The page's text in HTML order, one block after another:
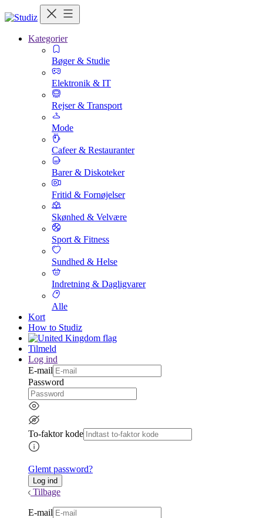
Kategorier
Bøger & Studie
Elektronik & IT
Rejser & Transport
Mode
Cafeer & Restauranter
Barer & Diskoteker
Fritid & Fornøjelser
Skønhed & Velvære
Sport & Fitness
Sundhed & Helse
Indretning & Dagligvarer
Alle
Kort
How to Studiz
Tilmeld
Log ind
E-mail
Password
To-faktor kode
Glemt password?
Tilbage
E-mail